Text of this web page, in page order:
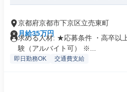
京都府京都市下京区立売東町
月給35万円
求める人材: ★応募条件 ・高卒以
験（アルバイト可） ※...
即日勤務OK 交通費支給